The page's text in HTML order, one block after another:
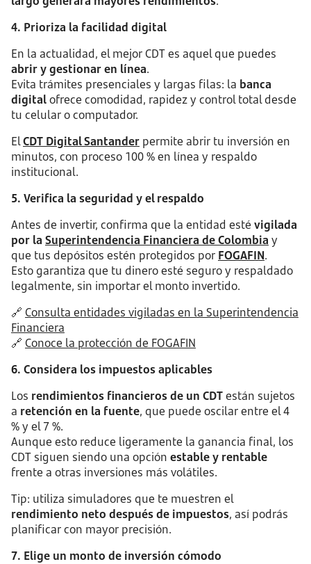
4. Prioriza la facilidad digital
En la actualidad, el mejor CDT es aquel que puedes
abrir y gestionar en línea.
Evita trámites presenciales y largas filas: la banca
digitalofrece comodidad, rapidez y control total desde
tu celular o computador.
ElCDT Digital Santander permite abrir tu inversión en
minutos, con proceso 100 % en línea y respaldo
institucional.
5. Verifica la seguridad y el respaldo
Antes de invertir, confirma que la entidad esté vigilada
por la Superintendencia Financiera de Colombia y
que tus depósitos estén protegidos por FOGAFIN.
Esto garantiza que tu dinero esté seguro y respaldado
legalmente, sin importar el monto invertido.
🔗 Consulta entidades vigiladas en la Superintendencia
Financiera
🔗 Conoce la protección de FOGAFIN
6. Considera los impuestos aplicables
Los rendimientos financieros de un CDTestán sujetos
a retención en la fuente, que puede oscilar entre el 4
% y el 7 %.
Aunque esto reduce ligeramente la ganancia final, los
CDT siguen siendo una opción estable y rentable
frente a otras inversiones más volátiles.
Tip: utiliza simuladores que te muestren el
rendimiento neto después de impuestos, así podrás
planificar con mayor precisión.
7. Elige un monto de inversión cómodo